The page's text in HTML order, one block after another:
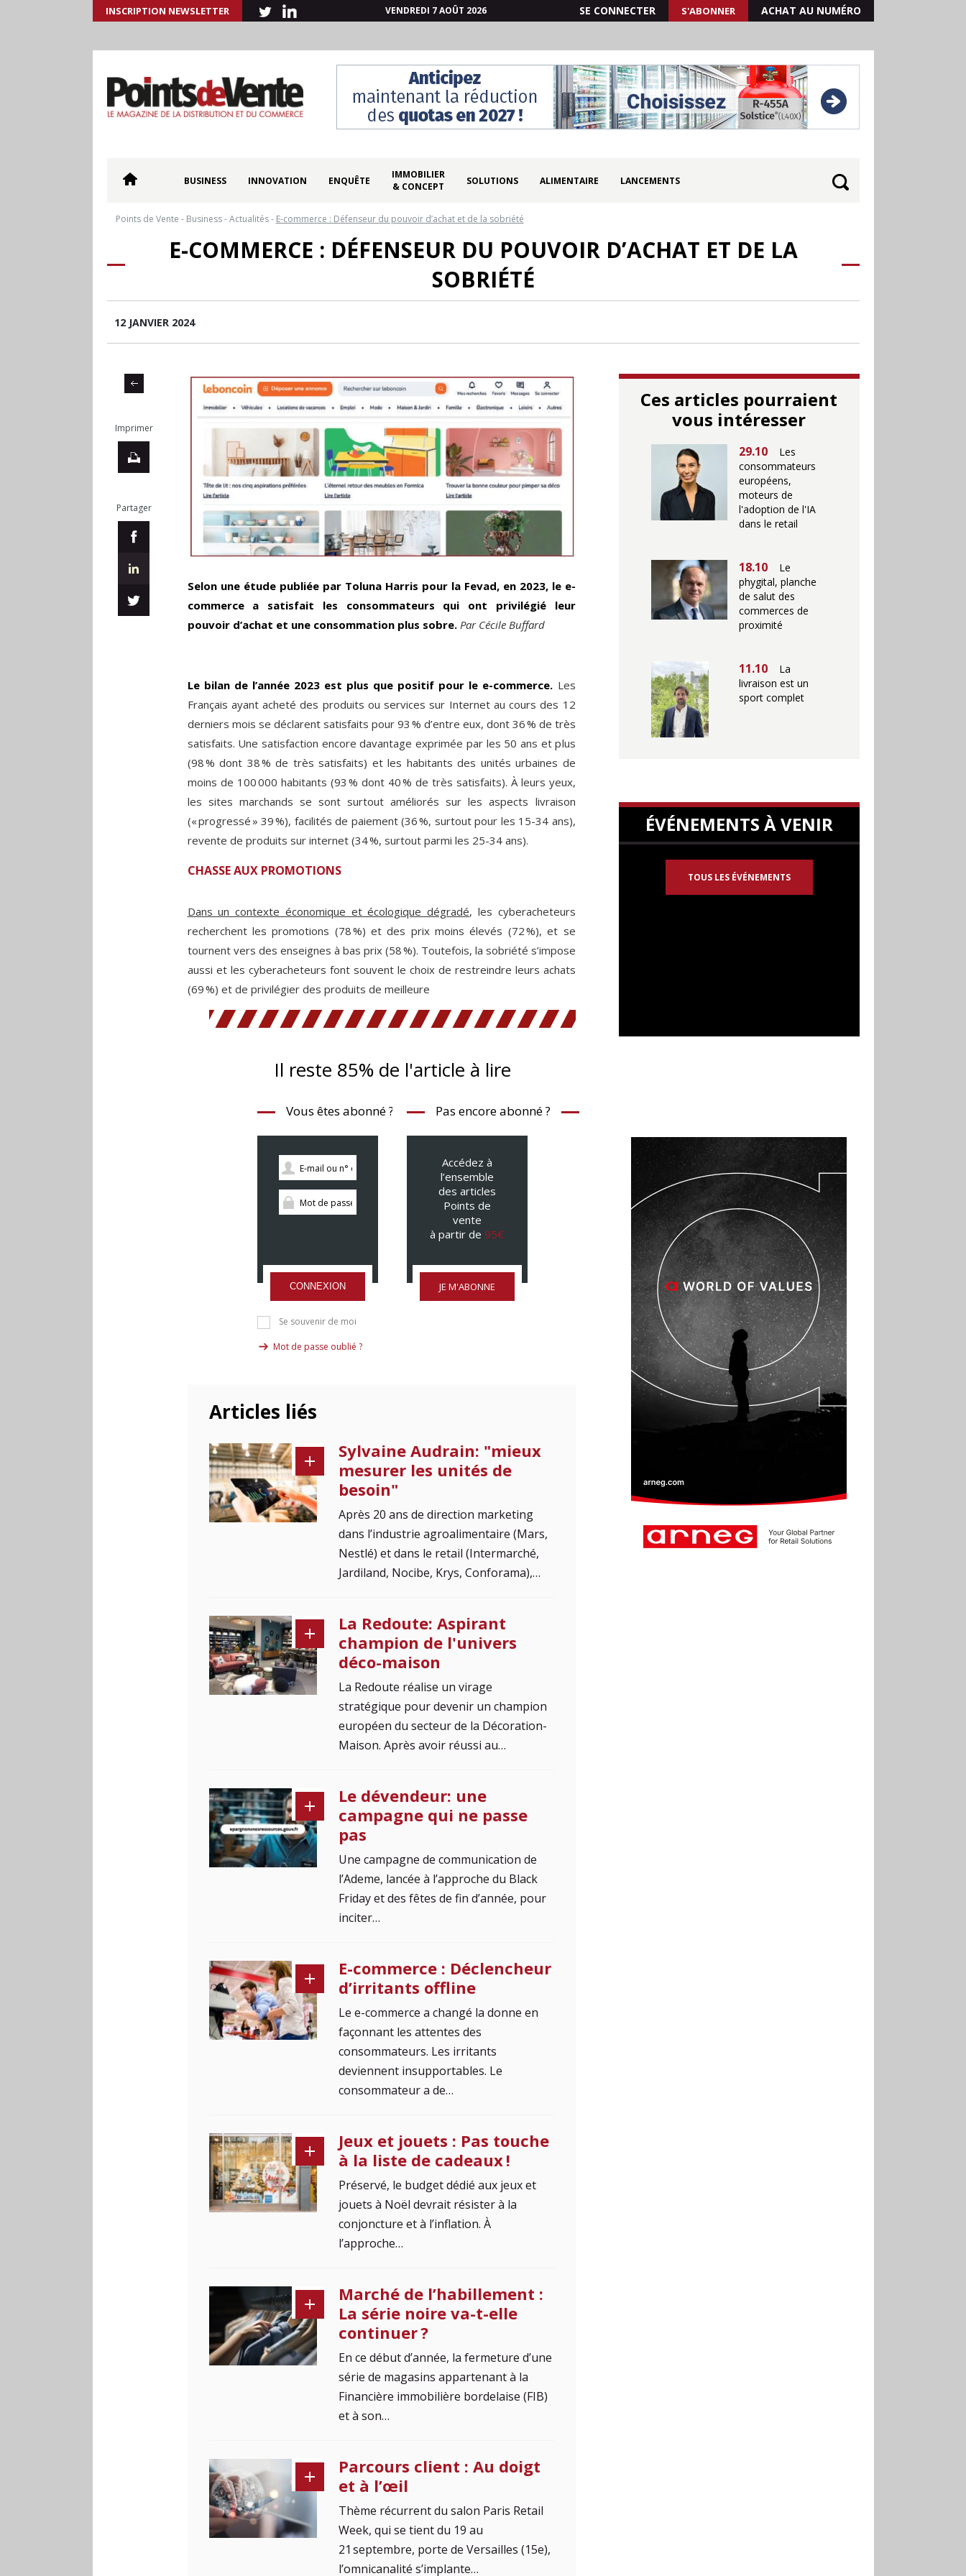
INSCRIPTION NEWSLETTER VENDREDI 7 AOÛT 2026 SE CONNECTER S'ABONNER ACHAT AU NUMÉRO
BUSINESS INNOVATION ENQUÊTE
IMMOBILIER
& CONCEPT
SOLUTIONS ALIMENTAIRE LANCEMENTS
Points de Vente - Business-Actualités- E-commerce : Défenseur du pouvoir d’achat et de la sobriété
E-COMMERCE : DÉFENSEUR DU POUVOIR D’ACHAT ET DE LA
SOBRIÉTÉ
12 JANVIER 2024
Imprimer
Partager
Selon une étude publiée par Toluna Harris pour la Fevad, en 2023, le e-
commerce a satisfait les consommateurs qui ont privilégié leur
pouvoir d’achat et une consommation plus sobre. Par Cécile Buffard
Le bilan de l’année 2023 est plus que positif pour le e-commerce. Les
Français ayant acheté des produits ou services sur Internet au cours des 12
derniers mois se déclarent satisfaits pour 93 % d’entre eux, dont 36 % de très
satisfaits. Une satisfaction encore davantage exprimée par les 50 ans et plus
(98 % dont 38 % de très satisfaits) et les habitants des unités urbaines de
moins de 100 000 habitants (93 % dont 40 % de très satisfaits). À leurs yeux,
les sites marchands se sont surtout améliorés sur les aspects livraison
(« progressé » 39 %), facilités de paiement (36 %, surtout pour les 15-34 ans),
revente de produits sur internet (34 %, surtout parmi les 25-34 ans).
CHASSE AUX PROMOTIONS
Dans un contexte économique et écologique dégradé, les cyberacheteurs
recherchent les promotions (78 %) et des prix moins élevés (72 %), et se
tournent vers des enseignes à bas prix (58 %). Toutefois, la sobriété s’impose
aussi et les cyberacheteurs font souvent le choix de restreindre leurs achats
(69 %) et de privilégier des produits de meilleure
Il reste 85% de l'article à lire
Vous êtes abonné ?
CONNEXION
Se souvenir de moi
Mot de passe oublié ?
Pas encore abonné ?
Accédez à
l’ensemble
des articles
Points de
vente
à partir de 95€
JE M'ABONNE
Articles liés
Sylvaine Audrain: "mieux
mesurer les unités de
besoin"
Après 20 ans de direction marketing
dans l’industrie agroalimentaire (Mars,
Nestlé) et dans le retail (Intermarché,
Jardiland, Nocibe, Krys, Conforama),…
La Redoute: Aspirant
champion de l'univers
déco-maison
La Redoute réalise un virage
stratégique pour devenir un champion
européen du secteur de la Décoration-
Maison. Après avoir réussi au…
Le dévendeur: une
campagne qui ne passe
pas
Une campagne de communication de
l’Ademe, lancée à l’approche du Black
Friday et des fêtes de fin d’année, pour
inciter…
E-commerce : Déclencheur
d’irritants offline
Le e-commerce a changé la donne en
façonnant les attentes des
consommateurs. Les irritants
deviennent insupportables. Le
consommateur a de…
Jeux et jouets : Pas touche
à la liste de cadeaux !
Préservé, le budget dédié aux jeux et
jouets à Noël devrait résister à la
conjoncture et à l’inflation. À
l’approche…
Marché de l’habillement :
La série noire va-t-elle
continuer ?
En ce début d’année, la fermeture d’une
série de magasins appartenant à la
Financière immobilière bordelaise (FIB)
et à son…
Parcours client : Au doigt
et à l’œil
Thème récurrent du salon Paris Retail
Week, qui se tient du 19 au
21 septembre, porte de Versailles (15e),
l’omnicanalité s’implante…
Ces articles pourraient
vous intéresser
29.10
Les
consommateurs
européens,
moteurs de
l'adoption de l'IA
dans le retail
18.10
Le
phygital, planche
de salut des
commerces de
proximité
11.10
La
livraison est un
sport complet
ÉVÉNEMENTS À VENIR
TOUS LES ÉVÉNEMENTS